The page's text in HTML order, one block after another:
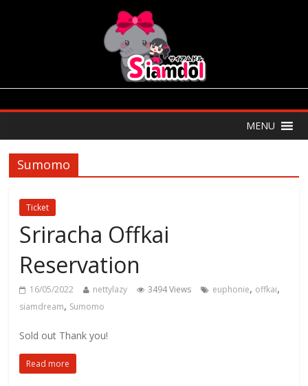
MENU
Sumomo
Ticket
Sriracha Offkai
Reservation
16/05/2022 nettylazy 3494 Views euphonie, offkai,
siamdream, Sumomo
Sold out Thank you!
Read more